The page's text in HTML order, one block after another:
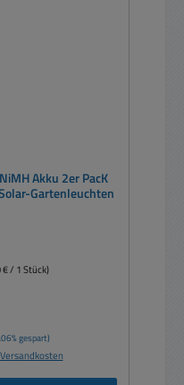
2er PacK
Gartenleuchten
€ / 1 Stück)
gespart)